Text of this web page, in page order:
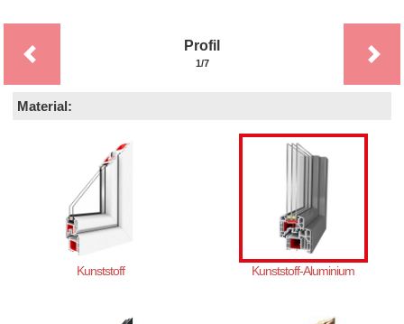
Profil
1/7
Material:
Kunststoff Kunststoff-Aluminium